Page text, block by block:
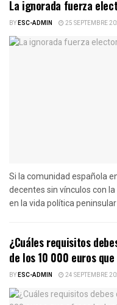
La ignorada fuerza
BYESC-ADMIN 25 SEPTEMBRE
Si la comunidad española
decentes sin vínculos con
en la vida política peninsular
¿Cuáles requisitos
de los 10 000 euros
BYESC-ADMIN 24 SEPTEMBRE